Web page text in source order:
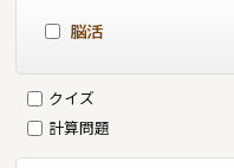
脳活
クイズ
計算問題